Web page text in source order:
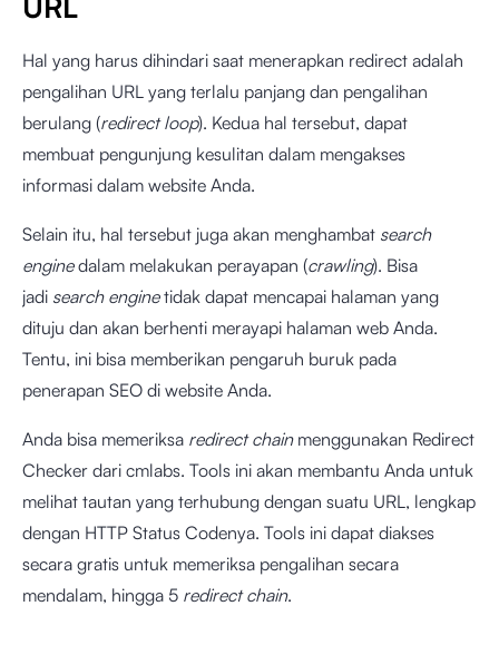
Hal yang harus dihindari saat menerapkan redirect adalah
pengalihan URL yang terlalu panjang dan pengalihan
berulang (redirect loop). Kedua hal tersebut, dapat
membuat pengunjung kesulitan dalam mengakses
informasi dalam website Anda.
Selain itu, hal tersebut juga akan menghambat search
enginedalam melakukan perayapan (crawling). Bisa
jadi search enginetidak dapat mencapai halaman yang
dituju dan akan berhenti merayapi halaman web Anda.
Tentu, ini bisa memberikan pengaruh buruk pada
penerapan SEO di website Anda.
Anda bisa memeriksa redirect chainmenggunakan Redirect
Checker dari cmlabs. Tools ini akan membantu Anda untuk
melihat tautan yang terhubung dengan suatu URL, lengkap
dengan HTTP Status Codenya. Tools ini dapat diakses
secara gratis untuk memeriksa pengalihan secara
mendalam, hingga 5 redirect chain.